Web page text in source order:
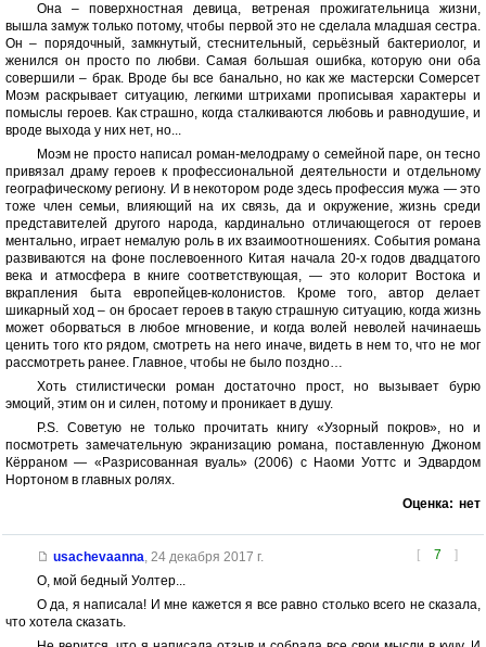
Она – поверхностная девица, ветреная прожигательница жизни,
вышла замуж только потому, чтобы первой это не сделала младшая сестра.
Он – порядочный, замкнутый, стеснительный, серьёзный бактериолог, и
женился он просто по любви. Самая большая ошибка, которую они оба
совершили – брак. Вроде бы все банально, но как же мастерски Сомерсет
Моэм раскрывает ситуацию, легкими штрихами прописывая характеры и
помыслы героев. Как страшно, когда сталкиваются любовь и равнодушие, и
вроде выхода у них нет, но...
Моэм не просто написал роман-мелодраму о семейной паре, он тесно
привязал драму героев к профессиональной деятельности и отдельному
географическому региону. И в некотором роде здесь профессия мужа — это
тоже член семьи, влияющий на их связь, да и окружение, жизнь среди
представителей другого народа, кардинально отличающегося от героев
ментально, играет немалую роль в их взаимоотношениях. События романа
развиваются на фоне послевоенного Китая начала 20-х годов двадцатого
века и атмосфера в книге соответствующая, — это колорит Востока и
вкрапления быта европейцев-колонистов. Кроме того, автор делает
шикарный ход – он бросает героев в такую страшную ситуацию, когда жизнь
может оборваться в любое мгновение, и когда волей неволей начинаешь
ценить того кто рядом, смотреть на него иначе, видеть в нем то, что не мог
рассмотреть ранее. Главное, чтобы не было поздно…
Хоть стилистически роман достаточно прост, но вызывает бурю
эмоций, этим он и силен, потому и проникает в душу.
P.S. Советую не только прочитать книгу «Узорный покров», но и
посмотреть замечательную экранизацию романа, поставленную Джоном
Кёрраном — «Разрисованная вуаль» (2006) с Наоми Уоттс и Эдвардом
Нортоном в главных ролях.
Оценка: нет
[ 7 ]
usachevaanna, 24 декабря 2017 г.
О, мой бедный Уолтер...
О да, я написала! И мне кажется я все равно столько всего не сказала,
что хотела сказать.